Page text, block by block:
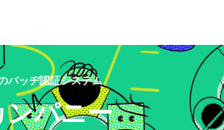
バッヂ認証システム
パニー